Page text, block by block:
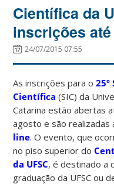
Científica da
inscrições
24/07/2015 07:55
As inscrições para o
Científica (SIC) da
Catarina estão abertas
agosto e são
line. O evento, que
no piso superior do
da UFSC, é destinado a
graduação da UFSC ou